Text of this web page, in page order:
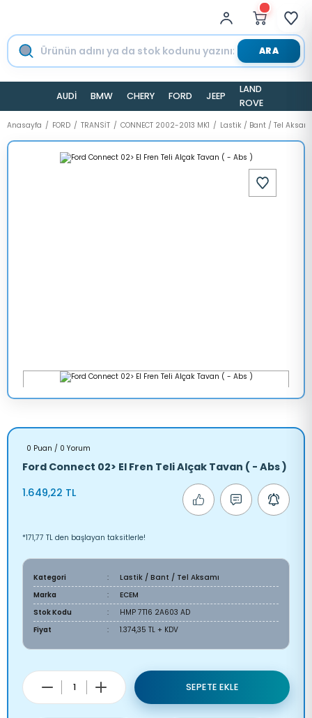
ARA
AUDİ BMW CHERY FORD JEEP
LAND
ROVER
Anasayfa FORD TRANSİT CONNECT 2002-2013 MK1 Lastik / Bant / Tel
0 Puan / 0 Yorum
Ford Connect 02> El Fren Teli Alçak Tavan ( - Abs )
1.649,22 TL
*171,77 TL den başlayan taksitlerle!
Kategori
Lastik / Bant / Tel Aksamı
Marka
ECEM
Stok Kodu
HMP 7T16 2A603 AD
Fiyat
1.374,35 TL + KDV
SEPETE EKLE